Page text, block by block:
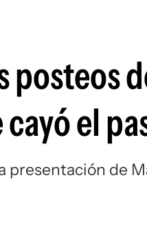
posteos
el
presentación de